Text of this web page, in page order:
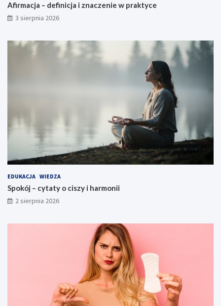
Afirmacja – definicja i znaczenie w praktyce
3 sierpnia 2026
EDUKACJA WIEDZA
Spokój – cytaty o ciszy i harmonii
2 sierpnia 2026